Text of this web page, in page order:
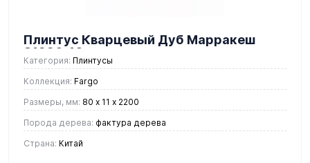
Плинтус Кварцевый Дуб Марракеш
81996-10
Категория: Плинтусы
Коллекция: Fargo
Размеры, мм: 80 х 11 х 2200
Порода дерева: фактура дерева
Страна: Китай